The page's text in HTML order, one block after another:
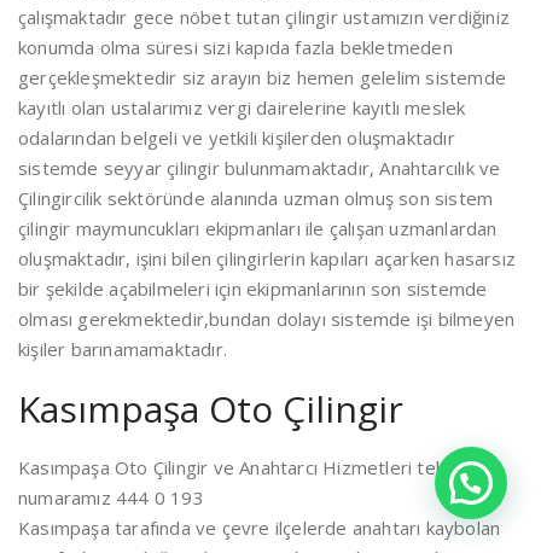
çalışmaktadır gece nöbet tutan çilingir ustamızın verdiğiniz
konumda olma süresi sizi kapıda fazla bekletmeden
gerçekleşmektedir siz arayın biz hemen gelelim sistemde
kayıtlı olan ustalarımız vergi dairelerine kayıtlı meslek
odalarından belgeli ve yetkili kişilerden oluşmaktadır
sistemde seyyar çilingir bulunmamaktadır, Anahtarcılık ve
Çilingircilik sektöründe alanında uzman olmuş son sistem
çilingir maymuncukları ekipmanları ile çalışan uzmanlardan
oluşmaktadır, işini bilen çilingirlerin kapıları açarken hasarsız
bir şekilde açabilmeleri için ekipmanlarının son sistemde
olması gerekmektedir,bundan dolayı sistemde işi bilmeyen
kişiler barınamamaktadır.
Kasımpaşa Oto Çilingir
Kasımpaşa Oto Çilingir ve Anahtarcı Hizmetleri telefon
numaramız 444 0 193
Kasımpaşa tarafında ve çevre ilçelerde anahtarı kaybolan